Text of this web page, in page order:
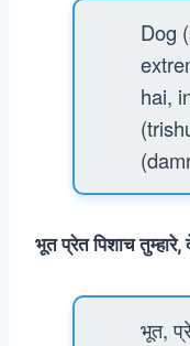
Dog
hai,
भूत प्रेत पिशाच
भूत,